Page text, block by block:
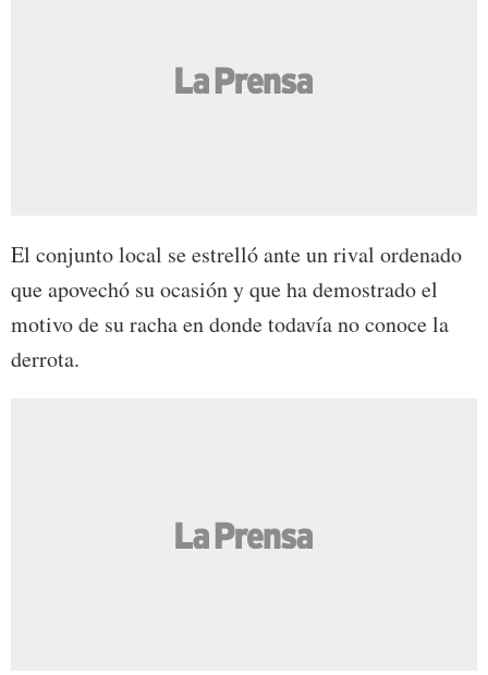
El conjunto local se estrelló ante un rival ordenado
que apovechó su ocasión y que ha demostrado el
motivo de su racha en donde todavía no conoce la
derrota.